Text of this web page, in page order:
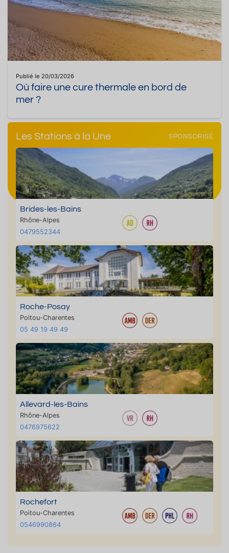
Publié le 20/03/2026
Où faire une cure thermale en bord de
mer ?
Les Stations à la Une SPONSORISÉ
Brides-les-Bains
Rhône-Alpes
0479552344
Roche-Posay
Poitou-Charentes
05 49 19 49 49
Allevard-les-Bains
Rhône-Alpes
0476975622
Rochefort
Poitou-Charentes
0546990864